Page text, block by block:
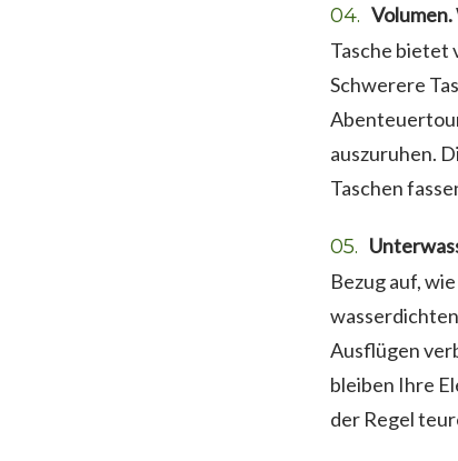
Volumen.
Tasche bietet
Schwerere
auszuruhen.
Taschen
Bezug auf,
Ausflügen
bleiben Ihre
der Regel